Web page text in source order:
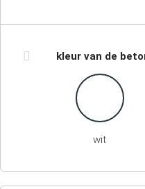
kleur van de
wit